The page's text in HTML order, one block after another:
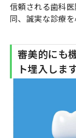
信頼される歯科
同、誠実な診療を
審美的にも
ト埋入しま